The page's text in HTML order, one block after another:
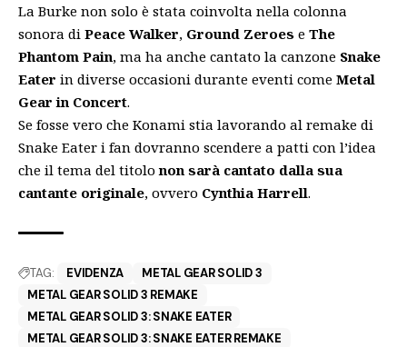
La Burke non solo è stata coinvolta nella colonna
sonora di Peace Walker, Ground Zeroes e The
Phantom Pain, ma ha anche cantato la canzone Snake
Eater in diverse occasioni durante eventi come Metal
Gear in Concert.
Se fosse vero che Konami stia lavorando al remake di
Snake Eater i fan dovranno scendere a patti con l’idea
che il tema del titolonon sarà cantato dalla sua
cantante originale, ovvero Cynthia Harrell.
TAG: EVIDENZA
METAL GEAR SOLID 3
METAL GEAR SOLID 3 REMAKE
METAL GEAR SOLID 3: SNAKE EATER
METAL GEAR SOLID 3: SNAKE EATER REMAKE